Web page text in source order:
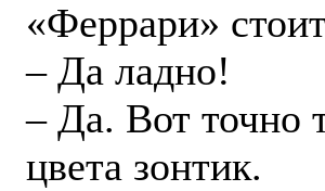
«Феррари»
– Да ладно!
– Да. Вот точно
цвета зонтик.